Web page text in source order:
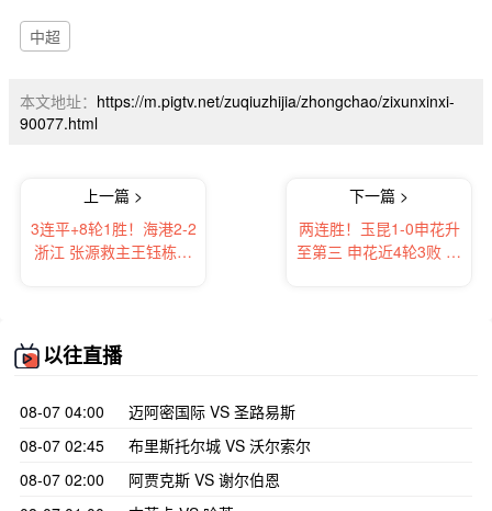
中超
本文地址： https://m.pigtv.net/zuqiuzhijia/zhongchao/zixunxinxi-
90077.html
上一篇 >
3连平+8轮1胜！海港2-2
浙江 张源救主王钰栋高
下一篇 >
两连胜！玉昆1-0申花升
至第三 申花近4轮3败 奥
以往直播
08-07 04:00
迈阿密国际 VS 圣路易斯
08-07 02:45
布里斯托尔城 VS 沃尔索尔
08-07 02:00
阿贾克斯 VS 谢尔伯恩